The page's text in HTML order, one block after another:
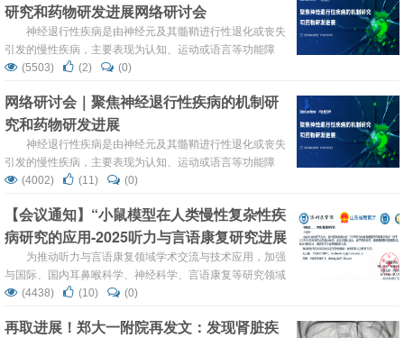
噬细胞中引入健康的外源...
研究和药物研发进展网络研讨会
神经退行性疾病是由神经元及其髓鞘进行性退化或丧失
引发的慢性疾病，主要表现为认知、运动或语言等功能障
碍。病程随时间推移恶化，且具有不可逆性，随着全球人口
增长，仅阿尔茨海默病已影响全球超5000万人，患者因认
知衰退、运动障碍等功能缺失需长期照护，导致医疗资源消
耗及社会经济压力加剧。 2025年6月5日晚上19:00&n...
(5503) (2) (0)
网络研讨会｜聚焦神经退行性疾病的机制研
究和药物研发进展
神经退行性疾病是由神经元及其髓鞘进行性退化或丧失
引发的慢性疾病，主要表现为认知、运动或语言等功能障
碍。病程随时间推移恶化，且具有不可逆性，随着全球人口
增长，仅阿尔茨海默病已影响全球超5000万人，患者因认
知衰退、运动障碍等功能缺失需长期照护，导致医疗资源消
耗及社会经济压力加剧。 2025年6月5日晚上19:00 由...
(4002) (11) (0)
【会议通知】“小鼠模型在人类慢性复杂性疾
病研究的应用-2025听力与言语康复研究进展
交流会”会议通知
为推动听力与言语康复领域学术交流与技术应用，加强
与国际、国内耳鼻喉科学、神经科学、言语康复等研究领域
专家的交流与合作，由山东省教育厅主办、滨州医学院承办
日在山东烟台滨州医学院举办。本次大会由郑庆印教授担任
(4438) (10) (0)
再取进展！郑大一附院再发文：发现肾脏疾